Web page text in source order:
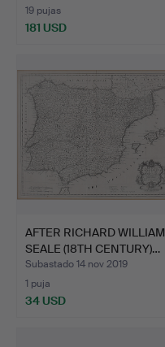
19 pujas
181 USD
AFTER RICHARD WILLIAM
SEALE (18TH CENTURY)…
Subastado 14 nov 2019
1 puja
34 USD